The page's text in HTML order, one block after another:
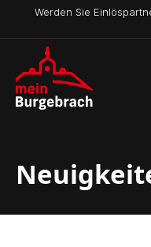
Werden Sie